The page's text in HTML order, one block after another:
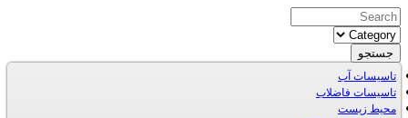
جستجو
تاسیسات آب
تاسیسات فاضلاب
محیط زیست